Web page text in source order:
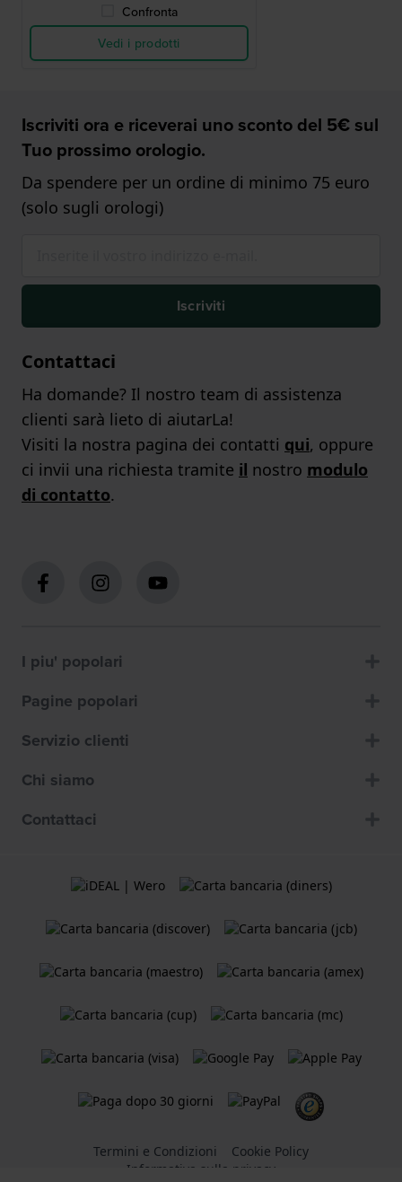
Confronta
Vedi i prodotti
Iscriviti ora e riceverai uno sconto del 5€ sul
Tuo prossimo orologio.
Da spendere per un ordine di minimo 75 euro
(solo sugli orologi)
Iscriviti
Contattaci
Ha domande? Il nostro team di assistenza
clienti sarà lieto di aiutarLa!
Visiti la nostra pagina dei contatti qui, oppure
ci invii una richiesta tramite il nostro modulo
di contatto.
I piu' popolari
Pagine popolari
Servizio clienti
Chi siamo
Contattaci
Termini e Condizioni
Cookie Policy
Informativa sulla privacy